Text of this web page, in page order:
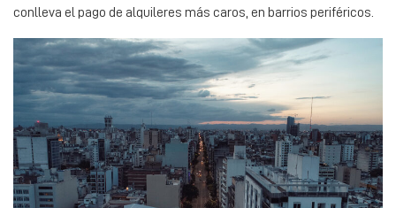
conlleva el pago de alquileres más caros, en barrios periféricos.